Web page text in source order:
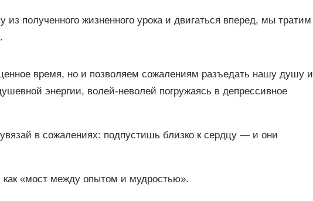
из полученного жизненного урока и двигаться вперед, мы тратим
время, но и позволяем сожалениям разъедать нашу душу и
энергии, волей-неволей погружаясь в депрессивное
увязай в сожалениях: подпустишь близко к сердцу ― и они
«мост между опытом и мудростью».